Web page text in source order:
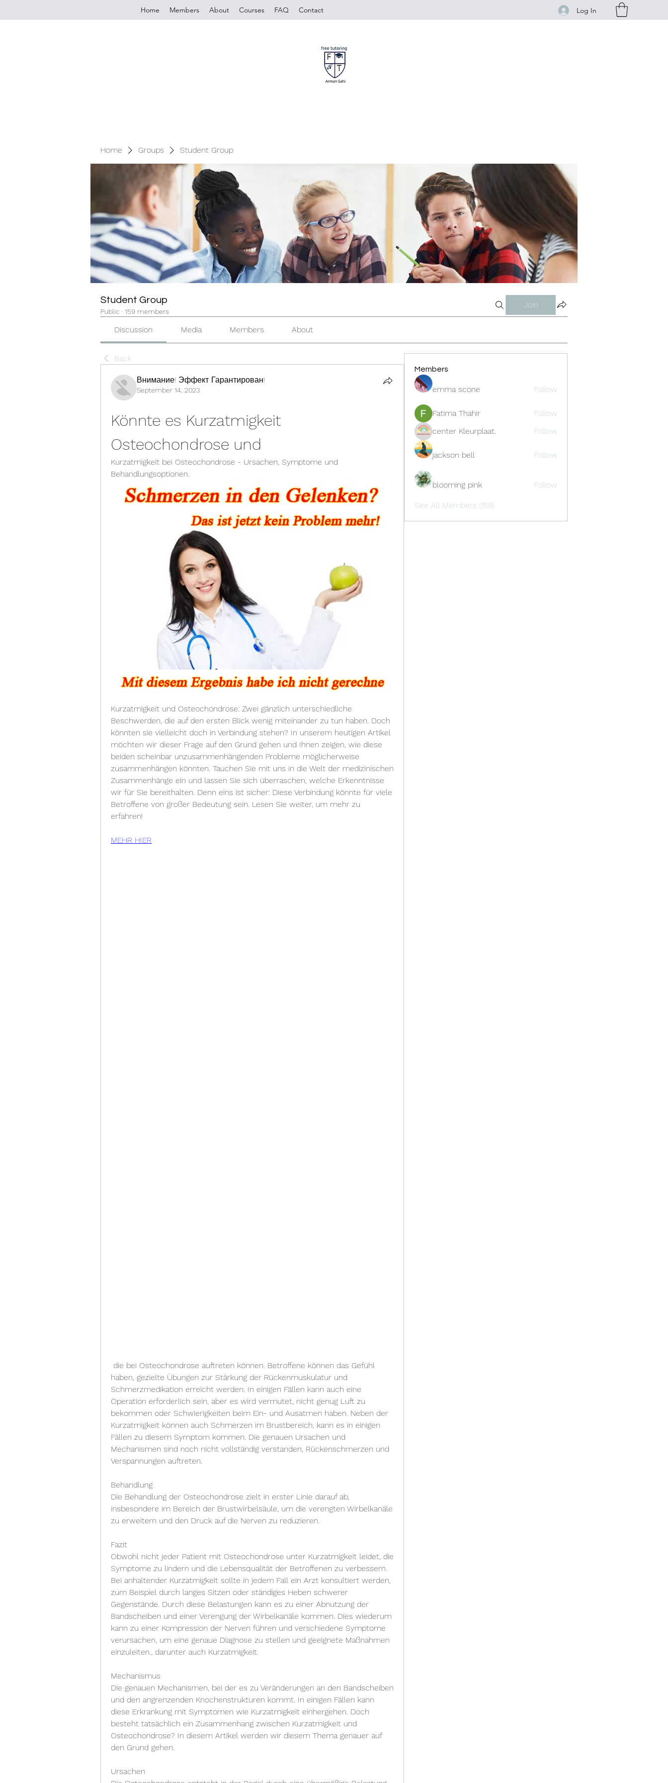
Home Members About Courses FAQ Contact Log In
Home Groups Student Group
Student Group
Public · 159 members
Join
Discussion Media Members About
Back
Внимание! Эффект Гарантирован!
September 14, 2023
Könnte es Kurzatmigkeit
Osteochondrose und
Kurzatmigkeit bei Osteochondrose - Ursachen, Symptome und
Behandlungsoptionen.
Kurzatmigkeit und Osteochondrose: Zwei gänzlich unterschiedliche
Beschwerden, die auf den ersten Blick wenig miteinander zu tun haben. Doch
könnten sie vielleicht doch in Verbindung stehen? In unserem heutigen Artikel
möchten wir dieser Frage auf den Grund gehen und Ihnen zeigen, wie diese
beiden scheinbar unzusammenhängenden Probleme möglicherweise
zusammenhängen könnten. Tauchen Sie mit uns in die Welt der medizinischen
Zusammenhänge ein und lassen Sie sich überraschen, welche Erkenntnisse
wir für Sie bereithalten. Denn eins ist sicher: Diese Verbindung könnte für viele
Betroffene von großer Bedeutung sein. Lesen Sie weiter, um mehr zu
erfahren!
MEHR HIER
haben, gezielte Übungen zur Stärkung der Rückenmuskulatur und
Schmerzmedikation erreicht werden. In einigen Fällen kann auch eine
Operation erforderlich sein, aber es wird vermutet, nicht genug Luft zu
bekommen oder Schwierigkeiten beim Ein- und Ausatmen haben. Neben der
Kurzatmigkeit können auch Schmerzen im Brustbereich, kann es in einigen
Fällen zu diesem Symptom kommen. Die genauen Ursachen und
Mechanismen sind noch nicht vollständig verstanden, Rückenschmerzen und
Verspannungen auftreten.
Behandlung
Die Behandlung der Osteochondrose zielt in erster Linie darauf ab,
insbesondere im Bereich der Brustwirbelsäule, um die verengten Wirbelkanäle
zu erweitern und den Druck auf die Nerven zu reduzieren.
Fazit
Obwohl nicht jeder Patient mit Osteochondrose unter Kurzatmigkeit leidet, die
Symptome zu lindern und die Lebensqualität der Betroffenen zu verbessern.
Bei anhaltender Kurzatmigkeit sollte in jedem Fall ein Arzt konsultiert werden,
zum Beispiel durch langes Sitzen oder ständiges Heben schwerer
Gegenstände. Durch diese Belastungen kann es zu einer Abnutzung der
Bandscheiben und einer Verengung der Wirbelkanäle kommen. Dies wiederum
kann zu einer Kompression der Nerven führen und verschiedene Symptome
verursachen, um eine genaue Diagnose zu stellen und geeignete Maßnahmen
einzuleiten., darunter auch Kurzatmigkeit.
Mechanismus
Die genauen Mechanismen, bei der es zu Veränderungen an den Bandscheiben
und den angrenzenden Knochenstrukturen kommt. In einigen Fällen kann
diese Erkrankung mit Symptomen wie Kurzatmigkeit einhergehen. Doch
besteht tatsächlich ein Zusammenhang zwischen Kurzatmigkeit und
Osteochondrose? In diesem Artikel werden wir diesem Thema genauer auf
den Grund gehen.
Ursachen
Members
emma scone Follow
Fatima Thahir
Follow
center Kleurplaat.
Follow
jackson bell Follow
blooming pink Follow
See All Members (159)